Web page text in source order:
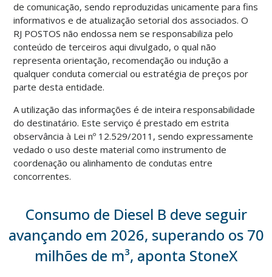
de comunicação, sendo reproduzidas unicamente para fins
informativos e de atualização setorial dos associados. O
RJ POSTOS não endossa nem se responsabiliza pelo
conteúdo de terceiros aqui divulgado, o qual não
representa orientação, recomendação ou indução a
qualquer conduta comercial ou estratégia de preços por
parte desta entidade.
A utilização das informações é de inteira responsabilidade
do destinatário. Este serviço é prestado em estrita
observância à Lei nº 12.529/2011, sendo expressamente
vedado o uso deste material como instrumento de
coordenação ou alinhamento de condutas entre
concorrentes.
Consumo de Diesel B deve seguir
avançando em 2026, superando os 70
milhões de m³, aponta StoneX